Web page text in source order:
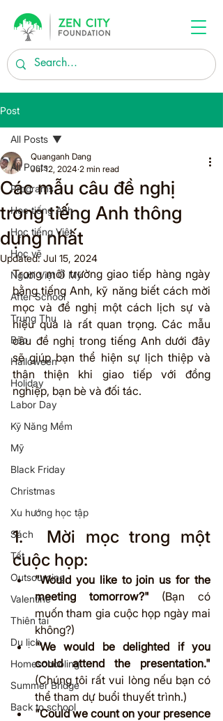
Post
All Posts
Programs
Học tiếng Anh
Học tiếng Việt
Học vẽ
Người Việt Ở Mỹ
After School
Trung Thu
Bão
Halloween
Holiday
Labor Day
Kỹ Năng Mềm
Mỹ
Black Friday
Christmas
Xu hướng học tập
Sách
Tết
Outsourcing
Valentine
Thiên tai
Du lịch
Homeschooling
Summer Bridge
Back to school
All Posts
Các mẫu câu đề nghị
trong tiếng Anh thông
dụng nhất
Quanganh Dang
Jul 12, 2024 2 min read
Updated:Jul 15, 2024
Trong môi trường giao tiếp hàng ngày
bằng tiếng Anh, kỹ năng biết cách mời
mọc và đề nghị một cách lịch sự và
hiệu quả là rất quan trọng. Các mẫu
câu đề nghị trong tiếng Anh dưới đây
sẽ giúp bạn thể hiện sự lịch thiệp và
thân thiện khi giao tiếp với đồng
nghiệp, bạn bè và đối tác.
1.	Mời mọc trong một
cuộc họp:
"Would you like to join us for the
meeting tomorrow?" (Bạn có
muốn tham gia cuộc họp ngày mai
không?)
"We would be delighted if you
could attend the presentation."
(Chúng tôi rất vui lòng nếu bạn có
thể tham dự buổi thuyết trình.)
"Could we count on your presence